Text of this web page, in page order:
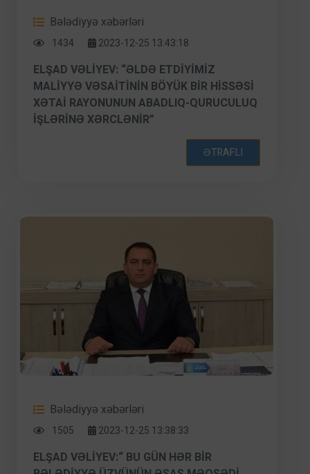
Bələdiyyə xəbərləri
1434 2023-12-25 13:43:18
ELŞAD VƏLIYEV: “ƏLDƏ ETDIYIMIZ
MALIYYƏ VƏSAITININ BÖYÜK BIR HISSƏSI
XƏTAI RAYONUNUN ABADLIQ-QURUCULUQ
IŞLƏRINƏ XƏRCLƏNIR”
ƏTRAFLI
Bələdiyyə xəbərləri
1505 2023-12-25 13:38:33
ELŞAD VƏLIYEV:“ BU GÜN HƏR BIR